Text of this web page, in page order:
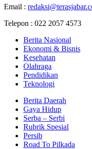
Email :
Telepon : 022 2057 4573
Berita Nasional
Ekonomi & Bisnis
Kesehatan
Olahraga
Pendidikan
Teknologi
Berita Daerah
Gaya Hidup
Serba – Serbi
Rubrik Spesial
Persib
Road To Pilkada